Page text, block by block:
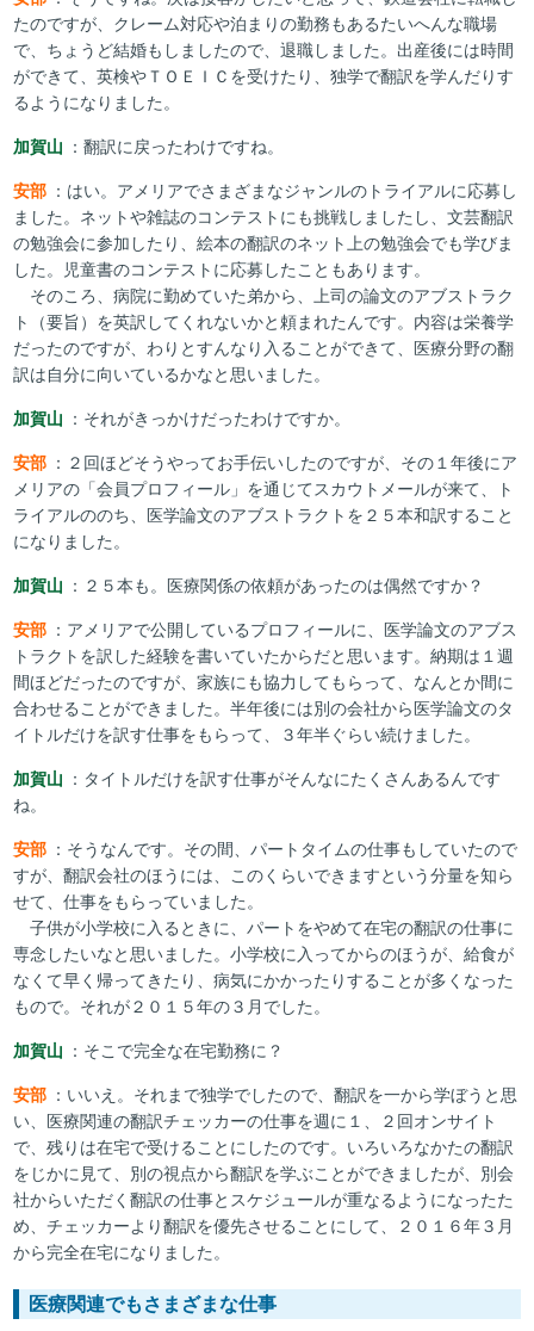
たのですが、クレーム対応や泊まりの勤務もあるたいへんな職場
で、ちょうど結婚もしましたので、退職しました。出産後には時間
ができて、英検やＴＯＥＩＣを受けたり、独学で翻訳を学んだりす
るようになりました。
加賀山 ：翻訳に戻ったわけですね。
安部 ：はい。アメリアでさまざまなジャンルのトライアルに応募し
ました。ネットや雑誌のコンテストにも挑戦しましたし、文芸翻訳
の勉強会に参加したり、絵本の翻訳のネット上の勉強会でも学びま
した。児童書のコンテストに応募したこともあります。
そのころ、病院に勤めていた弟から、上司の論文のアブストラク
ト（要旨）を英訳してくれないかと頼まれたんです。内容は栄養学
だったのですが、わりとすんなり入ることができて、医療分野の翻
訳は自分に向いているかなと思いました。
加賀山 ：それがきっかけだったわけですか。
安部 ：２回ほどそうやってお手伝いしたのですが、その１年後にア
メリアの「会員プロフィール」を通じてスカウトメールが来て、ト
ライアルののち、医学論文のアブストラクトを２５本和訳すること
になりました。
加賀山 ：２５本も。医療関係の依頼があったのは偶然ですか？
安部 ：アメリアで公開しているプロフィールに、医学論文のアブス
トラクトを訳した経験を書いていたからだと思います。納期は１週
間ほどだったのですが、家族にも協力してもらって、なんとか間に
合わせることができました。半年後には別の会社から医学論文のタ
イトルだけを訳す仕事をもらって、３年半ぐらい続けました。
加賀山 ：タイトルだけを訳す仕事がそんなにたくさんあるんです
ね。
安部 ：そうなんです。その間、パートタイムの仕事もしていたので
すが、翻訳会社のほうには、このくらいできますという分量を知ら
せて、仕事をもらっていました。
子供が小学校に入るときに、パートをやめて在宅の翻訳の仕事に
専念したいなと思いました。小学校に入ってからのほうが、給食が
なくて早く帰ってきたり、病気にかかったりすることが多くなった
もので。それが２０１５年の３月でした。
加賀山 ：そこで完全な在宅勤務に？
安部 ：いいえ。それまで独学でしたので、翻訳を一から学ぼうと思
い、医療関連の翻訳チェッカーの仕事を週に１、２回オンサイト
で、残りは在宅で受けることにしたのです。いろいろなかたの翻訳
をじかに見て、別の視点から翻訳を学ぶことができましたが、別会
社からいただく翻訳の仕事とスケジュールが重なるようになったた
め、チェッカーより翻訳を優先させることにして、２０１６年３月
から完全在宅になりました。
医療関連でもさまざまな仕事